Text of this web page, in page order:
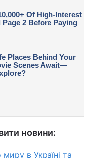
новини:
в Україні та